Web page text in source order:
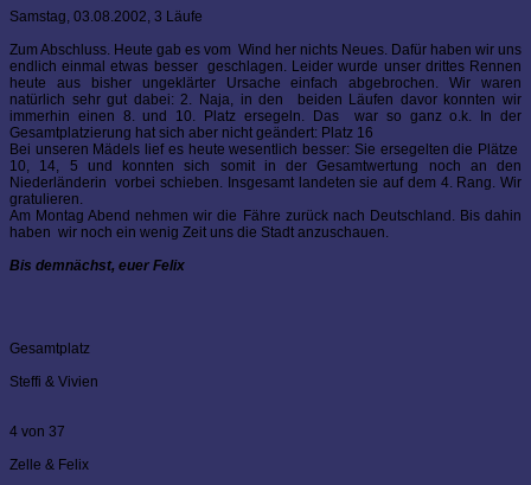
Samstag, 03.08.2002, 3 Läufe
Zum Abschluss. Heute gab es vom Wind her nichts Neues. Dafür haben wir uns
endlich einmal etwas besser geschlagen. Leider wurde unser drittes Rennen
heute aus bisher ungeklärter Ursache einfach abgebrochen. Wir waren
natürlich sehr gut dabei: 2. Naja, in den beiden Läufen davor konnten wir
immerhin einen 8. und 10. Platz ersegeln. Das war so ganz o.k. In der
Gesamtplatzierung hat sich aber nicht geändert: Platz 16
Bei unseren Mädels lief es heute wesentlich besser: Sie ersegelten die Plätze
10, 14, 5 und konnten sich somit in der Gesamtwertung noch an den
Niederländerin vorbei schieben. Insgesamt landeten sie auf dem 4. Rang. Wir
gratulieren.
Am Montag Abend nehmen wir die Fähre zurück nach Deutschland. Bis dahin
haben wir noch ein wenig Zeit uns die Stadt anzuschauen.
Bis demnächst, euer Felix
Gesamtplatz
Steffi & Vivien
4 von 37
Zelle & Felix